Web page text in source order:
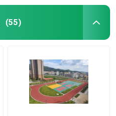
(55)